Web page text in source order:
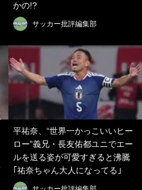
かの!?
サッカー批評編集部
平祐奈、“世界一かっこいいヒー
ロー”義兄・長友佑都ユニでエー
ルを送る姿が可愛すぎると沸騰
｢祐奈ちゃん大人になってる｣